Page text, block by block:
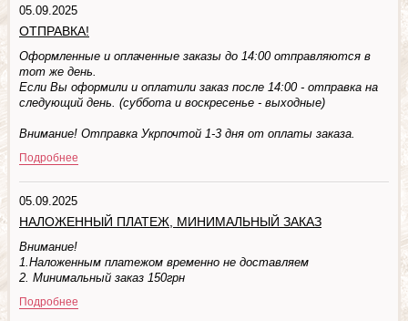
05.09.2025
ОТПРАВКА!
Оформленные и оплаченные заказы до 14:00 отправляются в
тот же день.
Если Вы оформили и оплатили заказ после 14:00 - отправка на
следующий день. (суббота и воскресенье - выходные)
Внимание! Отправка Укрпочтой 1-3 дня от оплаты заказа.
Подробнее
05.09.2025
НАЛОЖЕННЫЙ ПЛАТЕЖ, МИНИМАЛЬНЫЙ ЗАКАЗ
Внимание!
1.Наложенным платежом временно не доставляем
2. Минимальный заказ 150грн
Подробнее